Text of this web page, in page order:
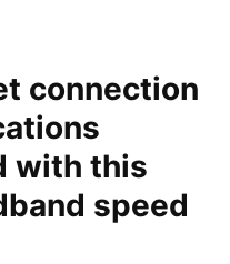
connection
with this
speed